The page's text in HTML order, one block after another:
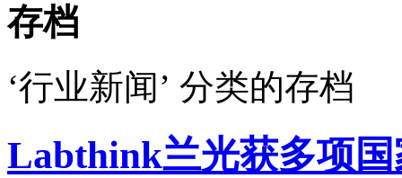
存档
‘行业新闻’ 分类的存档
Labthink兰光获多项